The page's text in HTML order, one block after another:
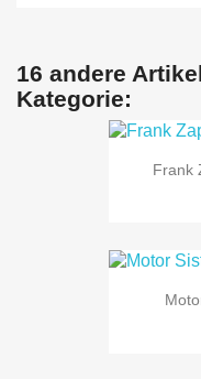
16 andere
Kategorie:
Frank